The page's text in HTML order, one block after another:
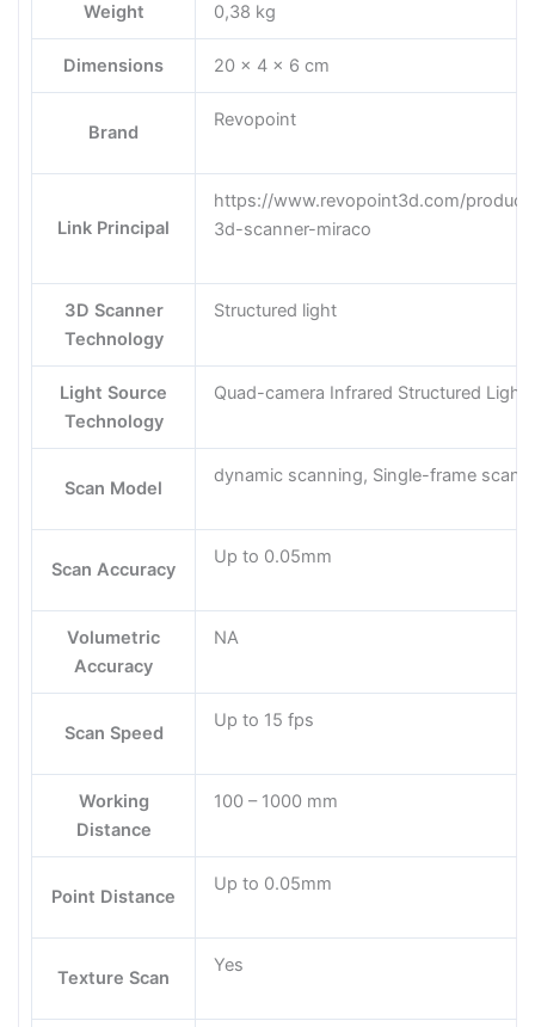
Weight 0,38 kg
Dimensions 20 × 4 × 6 cm
Brand
Revopoint
Link Principal
https://www.revopoint3d.com/
3d-scanner-miraco
3D Scanner
Technology
Structured light
Light Source
Technology
Quad-camera Infrared Structured Light
Scan Model
dynamic scanning, Single-frame
Scan Accuracy
Up to 0.05mm
Volumetric
Accuracy
NA
Scan Speed
Up to 15 fps
Working
Distance
100 – 1000 mm
Point Distance
Up to 0.05mm
Texture Scan
Yes